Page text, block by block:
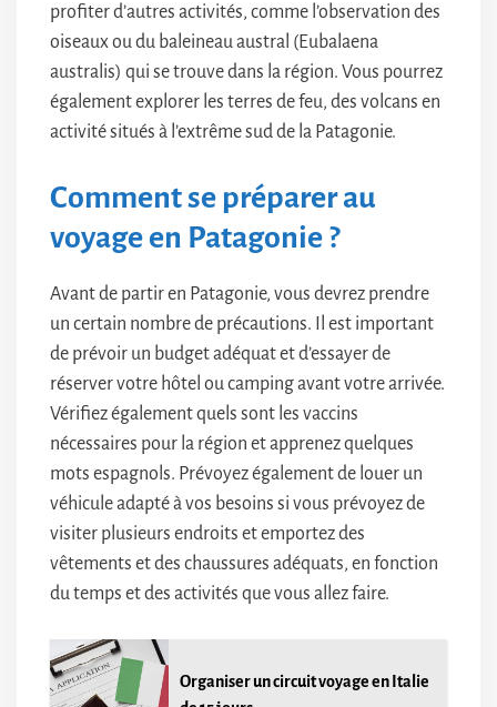
profiter d’autres activités, comme l’observation des
oiseaux ou du baleineau austral (Eubalaena
australis) qui se trouve dans la région. Vous pourrez
également explorer les terres de feu, des volcans en
activité situés à l’extrême sud de la Patagonie.
Comment se préparer au
voyage en Patagonie ?
Avant de partir en Patagonie, vous devrez prendre
un certain nombre de précautions. Il est important
de prévoir un budget adéquat et d’essayer de
réserver votre hôtel ou camping avant votre arrivée.
Vérifiez également quels sont les vaccins
nécessaires pour la région et apprenez quelques
mots espagnols. Prévoyez également de louer un
véhicule adapté à vos besoins si vous prévoyez de
visiter plusieurs endroits et emportez des
vêtements et des chaussures adéquats, en fonction
du temps et des activités que vous allez faire.
Organiser un circuit voyage en Italie